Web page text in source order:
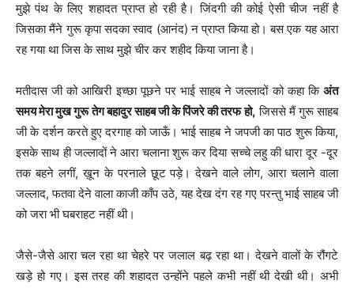
मुझे पंथ के लिए शहादत प्राप्त हो रही है। जिंदगी की कोई ऐसी चीज नहीं है
जिसका मैंने गुरू कृपा सदका स्वाद (आनंद) न प्राप्त किया हो। बस एक यह आरा
रह गया था जिस के साथ मुझे चीर कर शहीद किया जाना है।
मतीदास जी को आखिरी इच्छा पूछने पर भाई साहब ने जल्लादों को कहा कि अंत
समय मेरा मुख गुरू तेग बहादुर साहब जी के पिंजरे की तरफ हो, जिससे मैं गुरू साहब
जी के दर्शन करते हुए दरगाह को जाऊँ। भाई साहब ने जपजी का पाठ शुरू किया,
इसके साथ ही जल्लादों ने आरा चलाना शुरू कर दिया सच्चे लहु की धारा दूर -दूर
तक बहने लगीं, ख़ून के परनाले छूट पड़े। देखने वाले लोग, आरा चलाने वाला
जल्लाद, फतवा देने वाला काजी काँप उठे, यह देख दंग रह गए परन्तु भाई साहब जी
को जरा भी घबराहट नहीं थी।
जैसे-जैसे आरा चल रहा था चेहरे पर जलाल बढ़ रहा था। देखने वालों के रौंगटे
खड़े हो गए। इस तरह की शहादत उन्होंने पहले कभी नहीं थी देखी थी। अभी